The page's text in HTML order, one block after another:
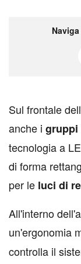
Sul frontale
anche i gruppi
tecnologia a
di forma
per le luci di
All'interno
un'ergonomia
controlla il